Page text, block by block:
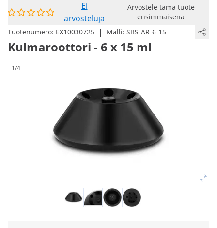
Ei
arvosteluja
Arvostele tämä tuote
ensimmäisenä
Tuotenumero: EX10030725 | Malli: SBS-AR-6-15
Kulmaroottori - 6 x 15 ml
1/4